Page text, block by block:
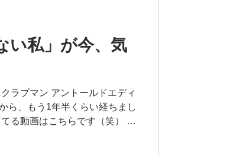
い私」が今、気
ラブマン アントールドエディ
ら、もう1年半くらい経ちまし
る動画はこちらです（笑） 基